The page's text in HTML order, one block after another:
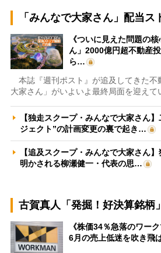
「みんなで大家さん」配当
《ついに見えた問題の
ん」2000億円超不動産
ら…
本誌『週刊ポスト』が追及してきた不
大家さん」がいよいよ最終局面を迎えて
【独走スクープ・みんなで大家さん
ジェクト”の計画変更の裏で起き…
【追及スクープ・みんなで大家さん
明かされる柳瀬健一・代表の思…
古賀真人「発掘！好決算銘柄」
《株価34％急落のワー
6月の売上低迷を吹き飛